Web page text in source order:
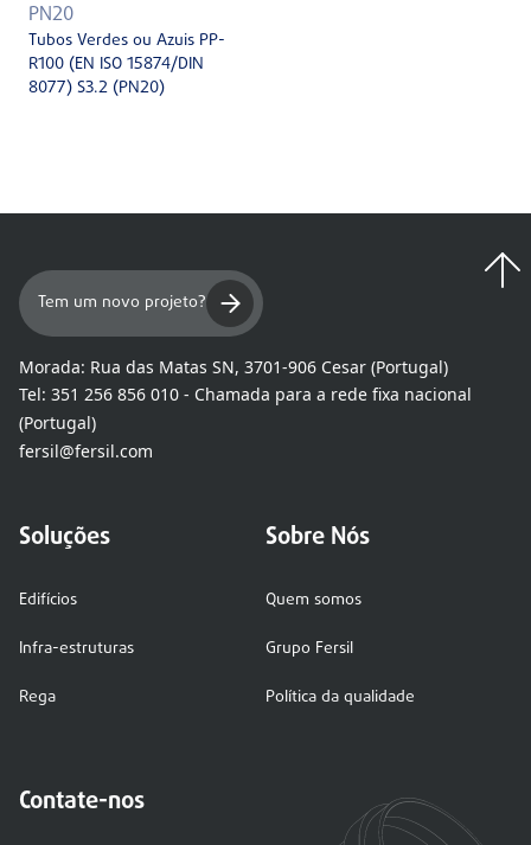
PN20
Tubos Verdes ou Azuis PP-
R100 (EN ISO 15874/DIN
8077) S3.2 (PN20)
Tem um novo projeto?
Morada: Rua das Matas SN, 3701-906 Cesar (Portugal)
Tel: 351 256 856 010 - Chamada para a rede fixa nacional
(Portugal)
fersil@fersil.com
Soluções
Edifícios
Infra-estruturas
Rega
Sobre Nós
Quem somos
Grupo Fersil
Política da qualidade
Contate-nos